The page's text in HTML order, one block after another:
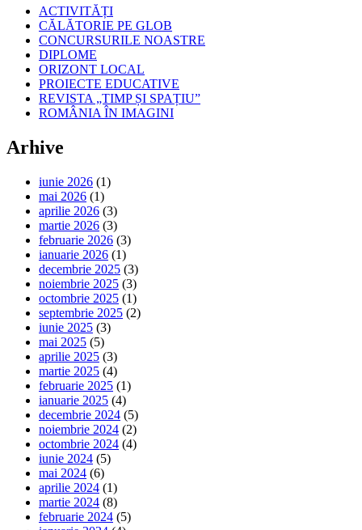
ACTIVITĂȚI
CĂLĂTORIE PE GLOB
CONCURSURILE NOASTRE
DIPLOME
ORIZONT LOCAL
PROIECTE EDUCATIVE
REVISTA „TIMP ȘI SPAȚIU”
ROMÂNIA ÎN IMAGINI
Arhive
iunie 2026 (1)
mai 2026 (1)
aprilie 2026 (3)
martie 2026 (3)
februarie 2026 (3)
ianuarie 2026 (1)
decembrie 2025 (3)
noiembrie 2025 (3)
octombrie 2025 (1)
septembrie 2025 (2)
iunie 2025 (3)
mai 2025 (5)
aprilie 2025 (3)
martie 2025 (4)
februarie 2025 (1)
ianuarie 2025 (4)
decembrie 2024 (5)
noiembrie 2024 (2)
octombrie 2024 (4)
iunie 2024 (5)
mai 2024 (6)
aprilie 2024 (1)
martie 2024 (8)
februarie 2024 (5)